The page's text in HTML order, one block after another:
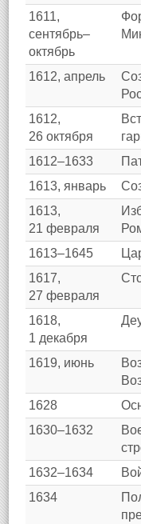
1611,
сентябрь–
октябрь
1612, апрель
1612,
26 октября
1612–1633
1613, январь
1613,
21 февраля
1613–1645
1617,
27 февраля
1618,
1 декабря
1619, июнь
1628
1630–1632
1632–1634
1634